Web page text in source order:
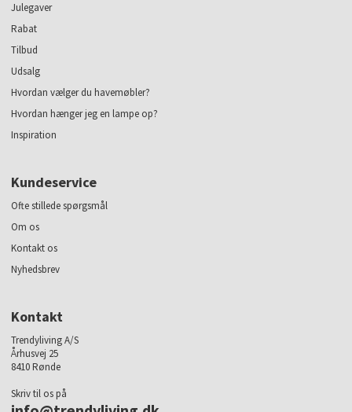
Julegaver
Rabat
Tilbud
Udsalg
Hvordan vælger du havemøbler?
Hvordan hænger jeg en lampe op?
Inspiration
Kundeservice
Ofte stillede spørgsmål
Om os
Kontakt os
Nyhedsbrev
Kontakt
Trendyliving A/S
Århusvej 25
8410 Rønde
Skriv til os på